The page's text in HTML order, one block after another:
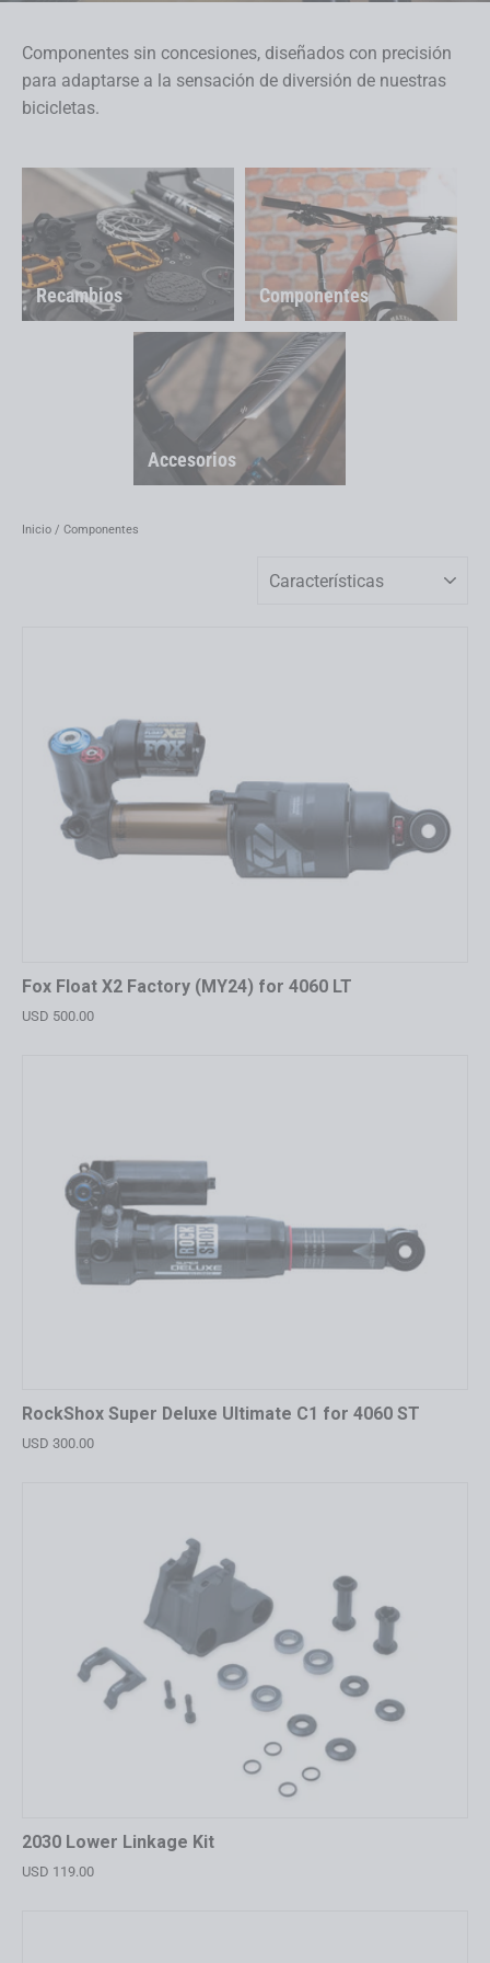
Componentes sin concesiones, diseñados con precisión
para adaptarse a la sensación de diversión de nuestras
bicicletas.
Recambios Componentes
Accesorios
Inicio / Componentes
Fox Float X2 Factory (MY24) for 4060 LT
USD 500.00
RockShox Super Deluxe Ultimate C1 for 4060 ST
USD 300.00
2030 Lower Linkage Kit
USD 119.00